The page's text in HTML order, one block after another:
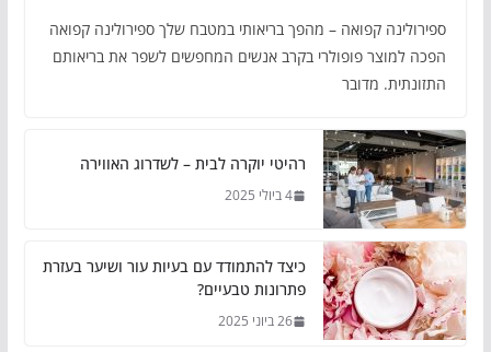
ספירולינה קפואה – מהפך בריאותי במטבח שלך ספירולינה קפואה
הפכה למוצר פופולרי בקרב אנשים המחפשים לשפר את בריאותם
התזונתית. מדובר
רהיטי יוקרה לבית – לשדרוג האווירה
4 ביולי 2025
כיצד להתמודד עם בעיות עור ושיער בעזרת
פתרונות טבעיים?
26 ביוני 2025